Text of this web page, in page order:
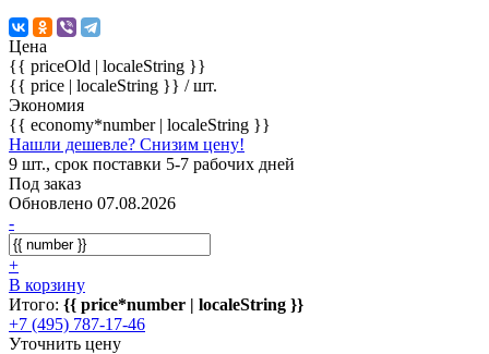
Цена
{{ priceOld | localeString }}
{{ price | localeString }} / шт.
Экономия
{{ economy*number | localeString }}
Нашли дешевле? Снизим цену!
9 шт., срок поставки 5-7 рабочих дней
Под заказ
Обновлено 07.08.2026
-
+
В корзину
Итого: {{ price*number | localeString }}
+7 (495) 787-17-46
Уточнить цену